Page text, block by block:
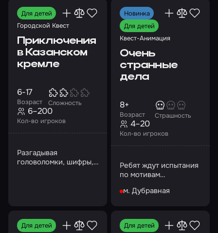
до наших дней
Для детей
Городской Квест
Приключения
в Казанском
кремле
Возраст
6-17
Сложность
Кол-во игроков
6–200
Разгадывая
головоломки, шифры,
Новинка
Для детей
Квест-Анимация
Очень
странные
дела
Возраст
8+
Страшность
Кол-во игроков
4–20
Ребят ждут испытания
по мотивам
сериала
м. Дубравная
Для детей
Для детей